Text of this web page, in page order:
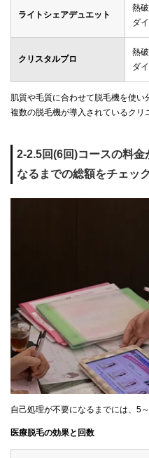
ライトシェアデュエット
熱
ダ
クリスタルプロ
熱
ダ
肌質や毛質に合わせて脱毛機を使い
複数の脱毛機が導入されているクリ
2-2.5回(6回)コースの料
なるまでの総額をチェック
自己処理が不要になるまでには、5
医療脱毛の効果と回数